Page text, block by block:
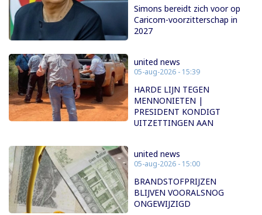
Simons bereidt zich voor op
Caricom-voorzitterschap in
2027
united news
05-aug-2026 - 15:39
HARDE LIJN TEGEN
MENNONIETEN |
PRESIDENT KONDIGT
UITZETTINGEN AAN
united news
05-aug-2026 - 15:00
BRANDSTOFPRIJZEN
BLIJVEN VOORALSNOG
ONGEWIJZIGD